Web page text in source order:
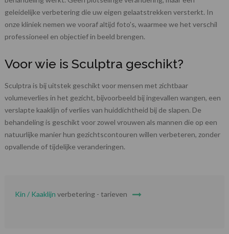
geleidelijke verbetering die uw eigen gelaatstrekken versterkt. In
onze kliniek nemen we vooraf altijd foto's, waarmee we het verschil
professioneel en objectief in beeld brengen.
Voor wie is Sculptra geschikt?
Sculptra is bij uitstek geschikt voor mensen met zichtbaar
volumeverlies in het gezicht, bijvoorbeeld bij ingevallen wangen, een
verslapte kaaklijn of verlies van huiddichtheid bij de slapen. De
behandeling is geschikt voor zowel vrouwen als mannen die op een
natuurlijke manier hun gezichtscontouren willen verbeteren, zonder
opvallende of tijdelijke veranderingen.
Kin / Kaaklijn verbetering - tarieven